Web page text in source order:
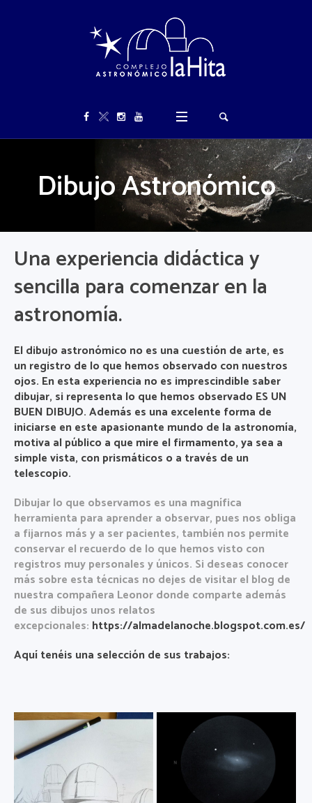
Dibujo Astronómico
Una experiencia didáctica y
sencilla para comenzar en la
astronomía.
El dibujo astronómico no es una cuestión de arte, es
un registro de lo que hemos observado con nuestros
ojos. En esta experiencia no es imprescindible saber
dibujar, si representa lo que hemos observado ES UN
BUEN DIBUJO. Además es una excelente forma de
iniciarse en este apasionante mundo de la astronomía,
motiva al público a que mire el firmamento, ya sea a
simple vista, con prismáticos o a través de un
telescopio.
Dibujar lo que observamos es una magnífica
herramienta para aprender a observar, pues nos obliga
a fijarnos más y a ser pacientes, también nos permite
conservar el recuerdo de lo que hemos visto con
registros muy personales y únicos. Si deseas conocer
más sobre esta técnicas no dejes de visitar el blog de
nuestra compañera Leonor donde comparte además
de sus dibujos unos relatos
excepcionales: https://almadelanoche.blogspot.com.es/
Aquí tenéis una selección de sus trabajos: